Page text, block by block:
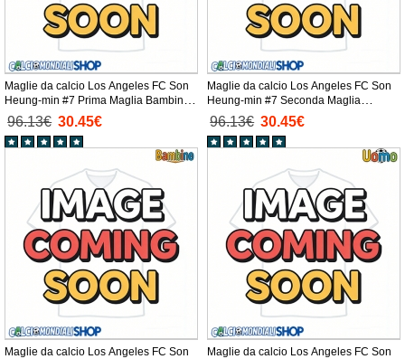
Maglie da calcio Los Angeles FC Son
Heung-min #7 Prima Maglia Bambino
2025-26 Manica Corta + Pantaloni
corti)
96.13€ 30.45€
Maglie da calcio Los Angeles FC Son
Heung-min #7 Seconda Maglia
Bambino 2025-26 Manica Corta +
Pantaloni corti)
96.13€ 30.45€
Maglie da calcio Los Angeles FC Son
Maglie da calcio Los Angeles FC Son